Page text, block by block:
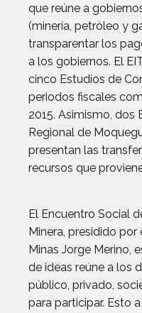
que reúne a
(minería, petróleo y
transparentar los
a los gobiernos. El
cinco Estudios de
periodos fiscales
2015. Asimismo, dos
Regional de
presentan las
recursos que
El Encuentro Social
Minera, presidido por
Minas Jorge Merino,
de ideas reúne a los
público, privado,
para participar. Esto